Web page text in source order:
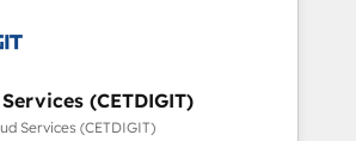
Technical Expertise Impact
Solutions Partner 🏆2019
Impact Award 🏆2019
(CETDIGIT)
Services (CETDIGIT)